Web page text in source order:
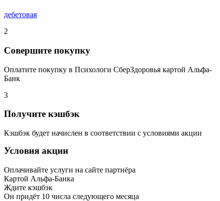
дебетовая
2
Совершите покупку
Оплатите покупку в Психологи СберЗдоровья картой Альфа-
Банк
3
Получите кэшбэк
Кэшбэк будет начислен в соответствии с условиями акции
Условия акции
Оплачивайте услуги на сайте партнёра
Картой Альфа-Банка
Ждите кэшбэк
Он придёт 10 числа следующего месяца